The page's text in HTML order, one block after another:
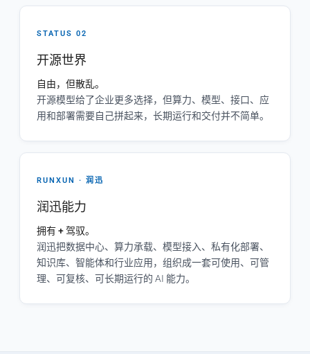
STATUS 02
开源世界
自由，但散乱。
开源模型给了企业更多选择，但算力、模型、接口、应
用和部署需要自己拼起来，长期运行和交付并不简单。
RUNXUN · 润迅
润迅能力
拥有 + 驾驭。
润迅把数据中心、算力承载、模型接入、私有化部署、
知识库、智能体和行业应用，组织成一套可使用、可管
理、可复核、可长期运行的 AI 能力。